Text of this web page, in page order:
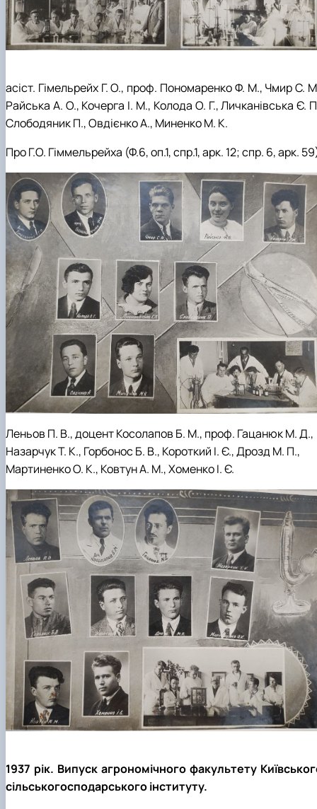
асіст. Гімельрейх Г. О., проф. Пономаренко Ф. М., Чмир С.
Райська А. О., Кочерга І. М., Колода О. Г., Личканівська Є.
Слободяник П., Овдієнко А., Миненко М. К.
Про Г.О. Гіммельрейха (Ф.6, оп.1, спр.1, арк. 12; спр. 6, арк.
Леньов П. В., доцент Косолапов Б. М., проф. Гацанюк М. Д.,
Назарчук Т. К., Горбонос Б. В., Короткий І. Є., Дрозд М. П.,
Мартиненко О. К., Ковтун А. М., Хоменко І. Є.
1937 рік. Випуск агрономічного факультету
сільськогосподарського інституту.